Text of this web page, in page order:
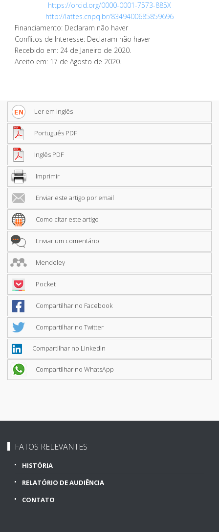
https://orcid.org/0000-0001-7573-885X
http://lattes.cnpq.br/8349400685859696
Financiamento: Declaram não haver
Conflitos de Interesse: Declaram não haver
Recebido em: 24 de Janeiro de 2020.
Aceito em: 17 de Agosto de 2020.
Ler em inglês
Português PDF
Inglês PDF
Imprimir
Enviar este artigo por email
Como citar este artigo
Enviar um comentário
Mendeley
Pocket
Compartilhar no Facebook
Compartilhar no Twitter
Compartilhar no Linkedin
Compartilhar no WhatsApp
FATOS RELEVANTES
HISTÓRIA
RELATÓRIO DE AUDIÊNCIA
CONTATO